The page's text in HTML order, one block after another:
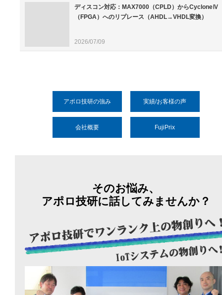
ディスコン対応：MAX7000（CPLD）からCycloneⅣ
（FPGA）へのリプレース（AHDL→VHDL変換）
2026/07/09
アポロ技研の強み 実績/お客様の声
会社概要 FujiPrix
そのお悩み、
アポロ技研に話してみませんか？